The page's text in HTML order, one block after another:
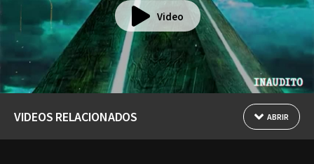
Video
VIDEOS RELACIONADOS ABRIR